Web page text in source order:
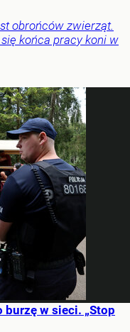
obrońców zwierząt.
końca pracy koni w
burzę w sieci. „Stop